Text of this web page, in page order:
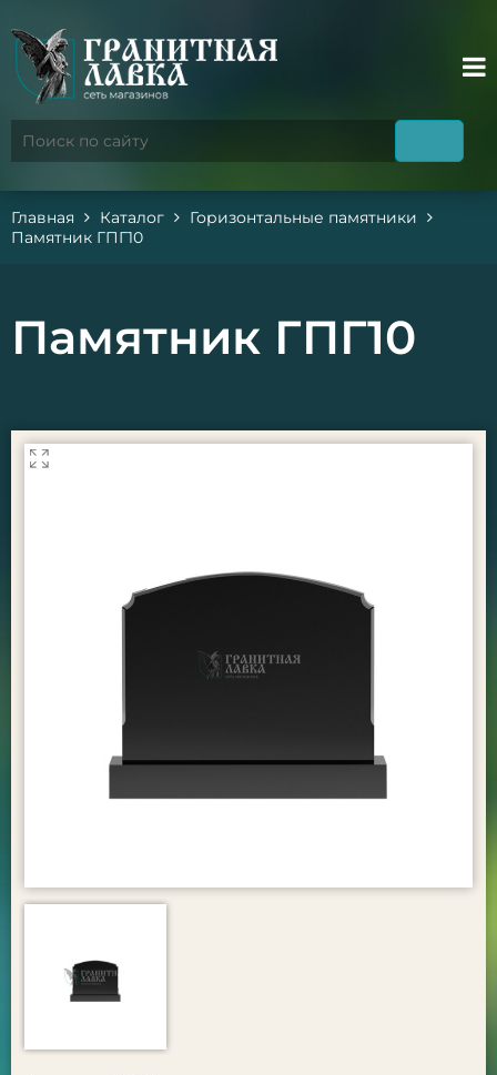
Главная Каталог
Горизонтальные памятники
Памятник ГПГ10
Памятник ГПГ10